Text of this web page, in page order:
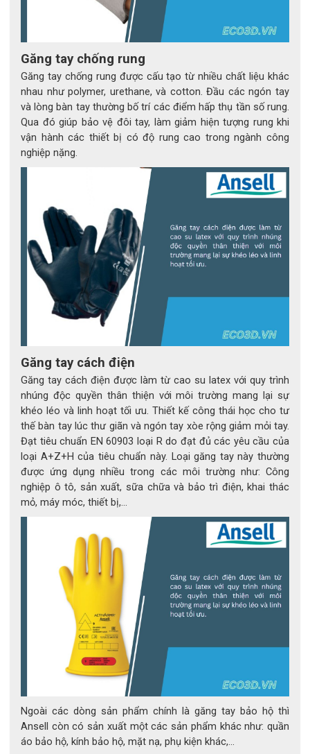
trọng trong các công việc đòi hỏi độ chính xác cao.
4.2 Cổ găng dài – Bảo vệ mở rộng
MICROFLEX® 93-260 được thiết kế cổ dài hơn thông
thường, giúp bảo vệ cổ tay và cẳng tay khỏi hóa chất bắn
tóe hoặc thấm ngược – một cải tiến nhỏ nhưng mang lại hiệu
quả bảo vệ lớn.
5. Ứng dụng thực tế của MICROFLEX® 93-260
5.1 Các công việc được khuyến nghị
- Kiểm tra, chọn lọc, kiểm soát linh kiện
- Lắp ráp và kiểm tra bộ phận, chi tiết sản xuất
- Sửa chữa, bảo trì máy móc, thiết bị
- Thay dầu, chất lỏng, bộ lọc động cơ
- Pha trộn, chiết rót hóa chất hoặc lấy mẫu thí nghiệm
5.2 Ngành công nghiệp sử dụng
- Hàng không vũ trụ
- Ngành hóa chất và khoa học sự sống
- Nông nghiệp, cơ khí, chế tạo kim loại
- Kho vận, dịch vụ tiện ích, bảo trì công nghiệp
Găng tay chống hóa chất Microflex 93-260
Với sự kết hợp giữa bảo vệ vượt trội và độ linh hoạt hiếm có,
MICROFLEX® 93-260 là lựa chọn hàng đầu cho mọi môi
trường làm việc có yếu tố hóa chất.
động, mà còn giảm chi phí thay găng thường xuyên nhờ độ
bền cao.
👉 MICROFLEX® 93-260 – Găng tay dùng một lần chống
hóa chất mỏng nhất, nhưng bảo vệ mạnh mẽ nhất!
Găng tay chống rung
Găng tay chống rung được cấu tạo từ nhiều chất liệu khác
nhau như polymer, urethane, và cotton. Đầu các ngón tay
và lòng bàn tay thường bố trí các điểm hấp thụ tần số rung.
Qua đó giúp bảo vệ đôi tay, làm giảm hiện tượng rung khi
vận hành các thiết bị có độ rung cao trong ngành công
nghiệp nặng.
Găng tay cách điện
Găng tay cách điện được làm từ cao su latex với quy trình
nhúng độc quyền thân thiện với môi trường mang lại sự
khéo léo và linh hoạt tối ưu. Thiết kế công thái học cho tư
thế bàn tay lúc thư giãn và ngón tay xòe rộng giảm mỏi tay.
Đạt tiêu chuẩn EN 60903 loại R do đạt đủ các yêu cầu của
loại A+Z+H của tiêu chuẩn này. Loại găng tay này thường
được ứng dụng nhiều trong các môi trường như: Công
nghiệp ô tô, sản xuất, sữa chữa và bảo trì điện, khai thác
mỏ, máy móc, thiết bị,...
Ngoài các dòng sản phẩm chính là găng tay bảo hộ thì
Ansell còn có sản xuất một các sản phẩm khác như: quần
áo bảo hộ, kính bảo hộ, mặt nạ, phụ kiện khác,...